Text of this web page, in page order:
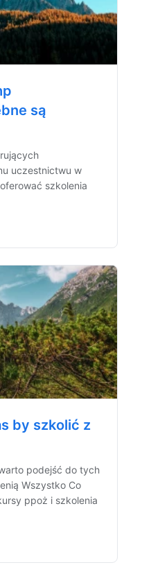
są
uczestnictwu w
szkolenia
by szkolić z
podejść do tych
Wszystko Co
ppoż i szkolenia